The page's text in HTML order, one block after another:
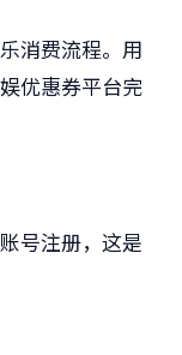
消费流程。用
优惠券平台完
号注册，这是